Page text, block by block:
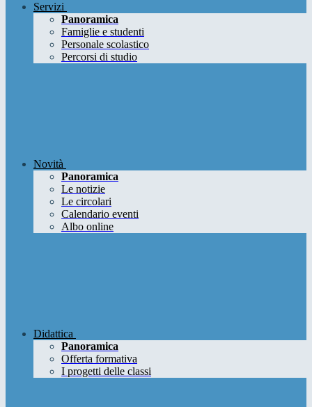
Servizi
Panoramica
Famiglie e studenti
Personale scolastico
Percorsi di studio
Novità
Panoramica
Le notizie
Le circolari
Calendario eventi
Albo online
Didattica
Panoramica
Offerta formativa
I progetti delle classi